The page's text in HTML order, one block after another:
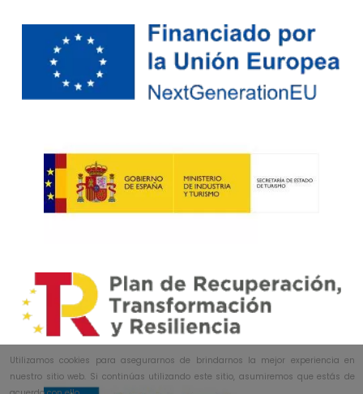
Utilizamos cookies para asegurarnos de brindarnos la mejor experiencia en
nuestro sitio web. Si continúas utilizando este sitio, asumiremos que estás de